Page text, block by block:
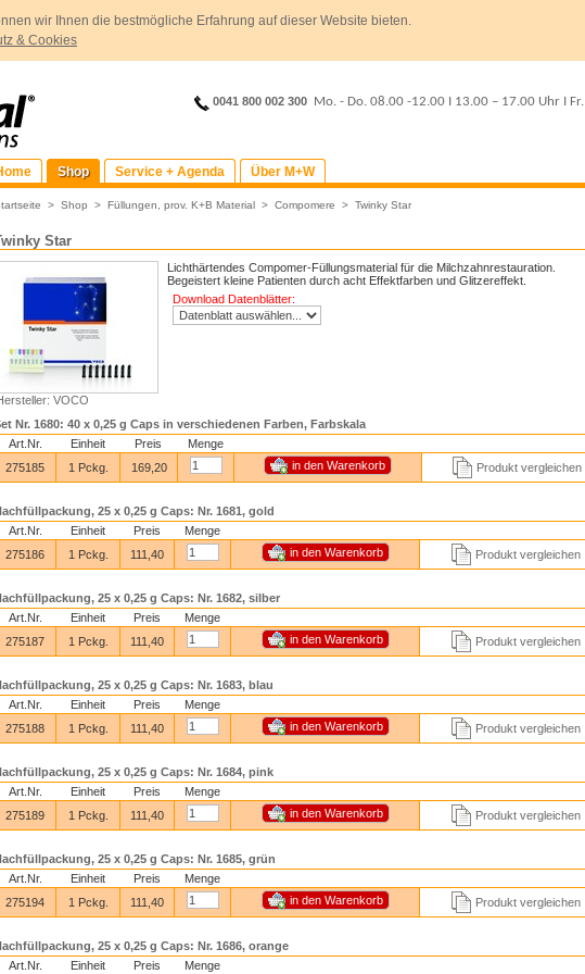
wir Ihnen die bestmögliche Erfahrung auf dieser Website bieten.
& Cookies
0041 800 002 300 Mo. - Do. 08.00 -12.00 I 13.00 – 17.00 Uhr I Fr.
Shop Service + Agenda Über M+W
> Shop > Füllungen, prov. K+B Material > Compomere > Twinky Star
Star
VOCO
Lichthärtendes Compomer-Füllungsmaterial für die Milchzahnrestauration.
Begeistert kleine Patienten durch acht Effektfarben und Glitzereffekt.
Download Datenblätter:
Nr. 1680: 40 x 0,25 g Caps in verschiedenen Farben, Farbskala
Art.Nr.
Einheit Preis
Menge
275185
1 Pckg. 169,20 Produkt vergleichen
25 x 0,25 g Caps: Nr. 1681, gold
Art.Nr.
Einheit Preis
Menge
275186
1 Pckg. 111,40 Produkt vergleichen
25 x 0,25 g Caps: Nr. 1682, silber
Art.Nr.
Einheit Preis
Menge
275187
1 Pckg. 111,40 Produkt vergleichen
25 x 0,25 g Caps: Nr. 1683, blau
Art.Nr.
Einheit Preis
Menge
275188
1 Pckg. 111,40 Produkt vergleichen
25 x 0,25 g Caps: Nr. 1684, pink
Art.Nr.
Einheit Preis
Menge
275189
1 Pckg. 111,40 Produkt vergleichen
25 x 0,25 g Caps: Nr. 1685, grün
Art.Nr.
Einheit Preis
Menge
275194
1 Pckg. 111,40 Produkt vergleichen
25 x 0,25 g Caps: Nr. 1686, orange
Art.Nr.
Einheit Preis Menge